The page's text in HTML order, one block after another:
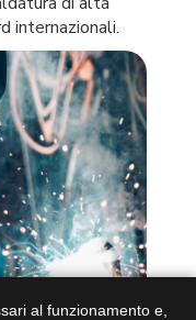
internazionali.
al funzionamento e,